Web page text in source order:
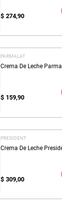
$ 274,90
PARMALAT
Crema De Leche
$ 159,90
PRESIDENT
Crema De Leche
$ 309,00